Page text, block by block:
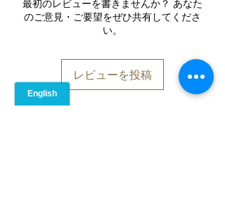
食物繊維（グラム）
たんぱく質（グラム）
食塩相当量（ミリグラム）
卵、乳成分が含まれます。その他：バ
ナナを含みます。
最初のレビューを書きませんか？ あなた
のご意見・ご要望をぜひ共有してくださ
い。
レビューを投稿